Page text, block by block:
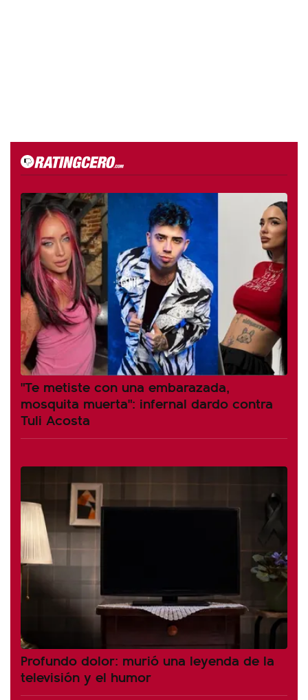
"Te metiste con una embarazada,
mosquita muerta": infernal dardo contra
Tuli Acosta
Profundo dolor: murió una leyenda de la
televisión y el humor